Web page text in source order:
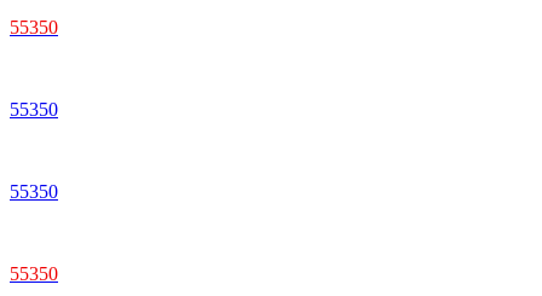
55350
55350
55350
55350